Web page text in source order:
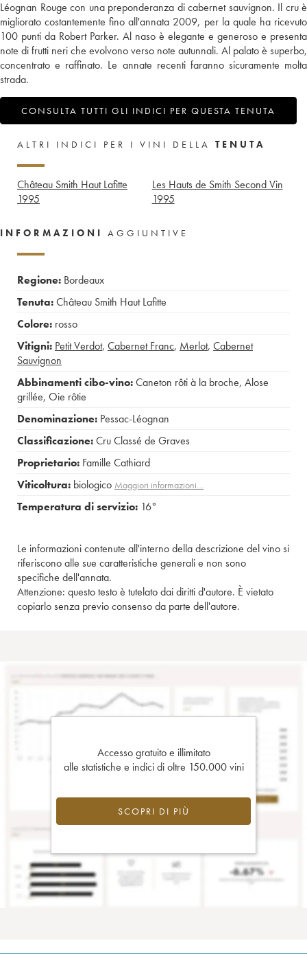
Léognan Rouge con una preponderanza di cabernet sauvignon. Il cru è
migliorato costantemente fino all'annata 2009, per la quale ha ricevuto
100 punti da Robert Parker. Al naso è elegante e generoso e presenta
note di frutti neri che evolvono verso note autunnali. Al palato è superbo,
concentrato e raffinato. Le annate recenti faranno sicuramente molta
strada.
CONSULTA TUTTI GLI INDICI PER QUESTA TENUTA
ALTRI INDICI PER I VINI DELLA TENUTA
Château Smith Haut Lafitte
1995
Les Hauts de Smith Second Vin
1995
INFORMAZIONI AGGIUNTIVE
Regione: Bordeaux
Tenuta:Château Smith Haut Lafitte
Colore: rosso
Vitigni: Petit Verdot, Cabernet Franc, Merlot, Cabernet
Sauvignon
Abbinamenti cibo-vino:Caneton rôti à la broche, Alose
grillée, Oie rôtie
Denominazione: Pessac-Léognan
Classificazione:Cru Classé de Graves
Proprietario: Famille Cathiard
Viticoltura: biologico Maggiori informazioni…
Temperatura di servizio: 16°
Le informazioni contenute all'interno della descrizione del vino si
riferiscono alle sue caratteristiche generali e non sono
specifiche dell'annata.
Attenzione: questo testo è tutelato dai diritti d'autore. È vietato
copiarlo senza previo consenso da parte dell'autore.
Accesso gratuito e illimitato
alle statistiche e indici di oltre 150.000 vini
SCOPRI DI PIÙ